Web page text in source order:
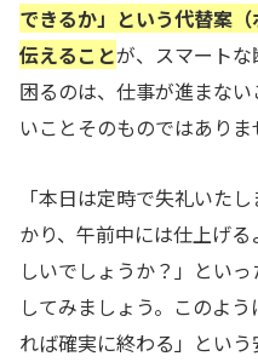
できるか」という代替案
伝えることが、スマート
困るのは、仕事が進まな
いことそのものではありま
「本日は定時で失礼いた
かり、午前中には仕上げ
しいでしょうか？」とい
してみましょう。このよ
れば確実に終わる」という